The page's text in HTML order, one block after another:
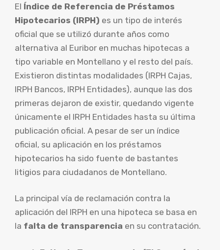
El Índice de Referencia de Préstamos
Hipotecarios (IRPH) es un tipo de interés
oficial que se utilizó durante años como
alternativa al Euribor en muchas hipotecas a
tipo variable en Montellano y el resto del país.
Existieron distintas modalidades (IRPH Cajas,
IRPH Bancos, IRPH Entidades), aunque las dos
primeras dejaron de existir, quedando vigente
únicamente el IRPH Entidades hasta su última
publicación oficial. A pesar de ser un índice
oficial, su aplicación en los préstamos
hipotecarios ha sido fuente de bastantes
litigios para ciudadanos de Montellano.
La principal vía de reclamación contra la
aplicación del IRPH en una hipoteca se basa en
la falta de transparencia en su contratación.